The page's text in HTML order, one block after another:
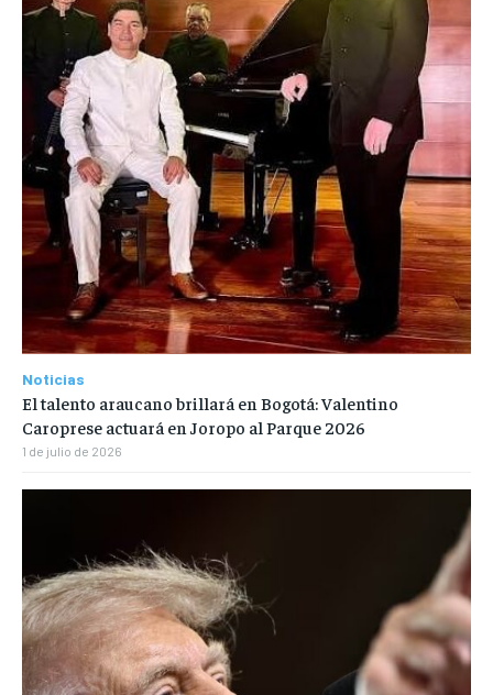
Noticias
El talento araucano brillará en Bogotá: Valentino
Caroprese actuará en Joropo al Parque 2026
1 de julio de 2026